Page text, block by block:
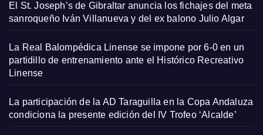
El St. Joseph’s de Gibraltar anuncia los fichajes del meta
sanroqueño Iván Villanueva y del ex balono Julio Algar
La Real Balompédica Linense se impone por 6-0 en un
partidillo de entrenamiento ante el Histórico Recreativo
Linense
La participación de la AD Taraguilla en la Copa Andaluza
condiciona la presente edición del IV Trofeo ‘Alcalde’